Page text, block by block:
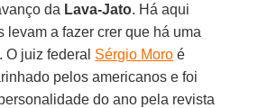
da Lava-Jato. Há aqui
levam a fazer crer que há uma
juiz federal Sérgio Moro é
pelos americanos e foi
do ano pela revista